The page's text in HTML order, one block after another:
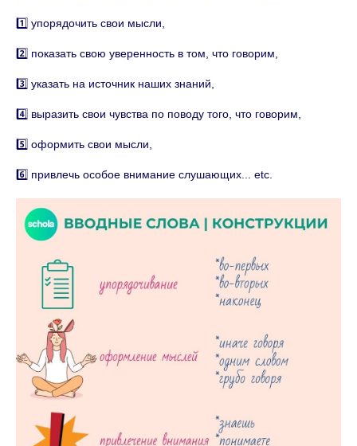
1️⃣ упорядочить свои мысли,
2️⃣ показать свою уверенность в том, что говорим,
3️⃣ указать на источник наших знаний,
4️⃣ выразить свои чувства по поводу того, что говорим,
5️⃣ оформить свои мысли,
6️⃣ привлечь особое внимание слушающих... etc.